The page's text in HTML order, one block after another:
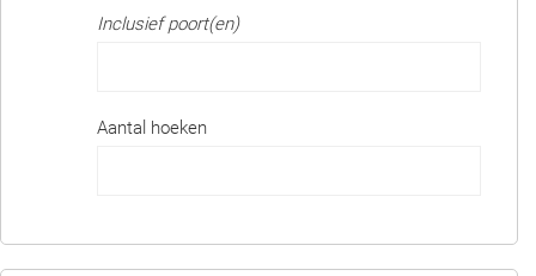
Inclusief poort(en)
Aantal hoeken